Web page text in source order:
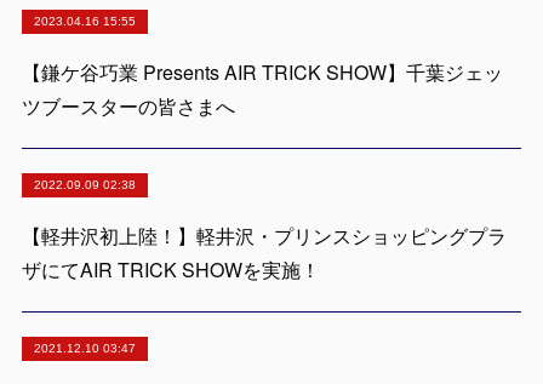
2023.04.16 15:55
【鎌ケ谷巧業 Presents AIR TRICK SHOW】千葉ジェッ
ツブースターの皆さまへ
2022.09.09 02:38
【軽井沢初上陸！】軽井沢・プリンスショッピングプラ
ザにてAIR TRICK SHOWを実施！
2021.12.10 03:47